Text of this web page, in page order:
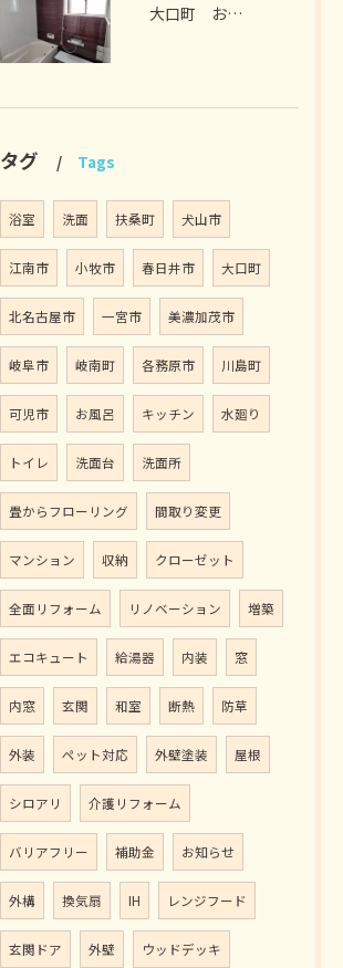
大口町 お風呂リフォーム M様邸 2026年7月
タグ Tags
浴室 洗面 扶桑町 犬山市
江南市 小牧市 春日井市 大口町
北名古屋市 一宮市 美濃加茂市
岐阜市 岐南町 各務原市 川島町
可児市 お風呂 キッチン 水廻り
トイレ 洗面台 洗面所
畳からフローリング 間取り変更
マンション 収納 クローゼット
全面リフォーム リノベーション 増築
エコキュート 給湯器 内装 窓
内窓 玄関 和室 断熱 防草
外装 ペット対応 外壁塗装 屋根
シロアリ 介護リフォーム
バリアフリー 補助金 お知らせ
外構 換気扇 IH レンジフード
玄関ドア 外壁 ウッドデッキ